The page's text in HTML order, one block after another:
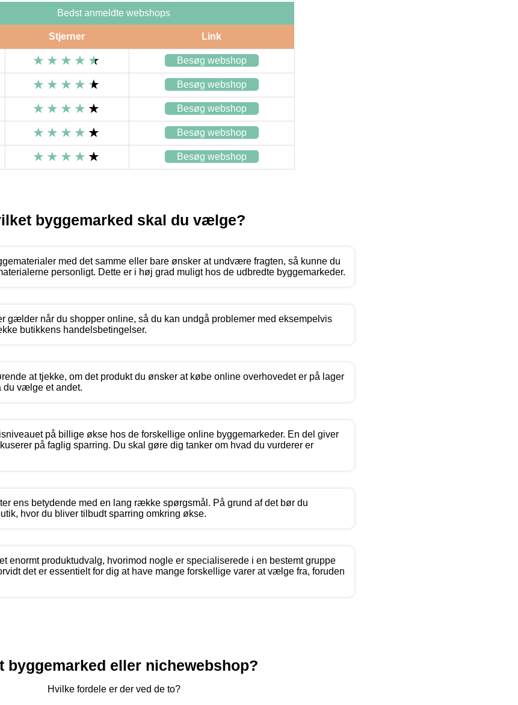
Bedst anmeldte webshops
Stjerner Link
Besøg webshop
Besøg webshop
Besøg webshop
Besøg webshop
Besøg webshop
byggemarked skal du vælge?
med det samme eller bare ønsker at undvære fragten, så kunne du
personligt. Dette er i høj grad muligt hos de udbredte byggemarkeder.
gælder når du shopper online, så du kan undgå problemer med eksempelvis
butikkens handelsbetingelser.
at tjekke, om det produkt du ønsker at købe online overhovedet er på lager
du vælge et andet.
på billige økse hos de forskellige online byggemarkeder. En del giver
på faglig sparring. Du skal gøre dig tanker om hvad du vurderer er
ens betydende med en lang række spørgsmål. På grund af det bør du
hvor du bliver tilbudt sparring omkring økse.
enormt produktudvalg, hvorimod nogle er specialiserede i en bestemt gruppe
det er essentielt for dig at have mange forskellige varer at vælge fra, foruden
byggemarked eller nichewebshop?
Hvilke fordele er der ved de to?